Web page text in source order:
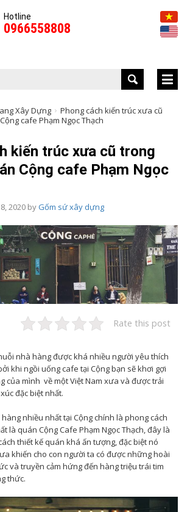
Hotline
0966558808
Xây Dựng
Phong cách kiến trúc xưa cũ
cafe Phạm Ngọc Thạch
kiến trúc xưa cũ trong
Cộng cafe Phạm Ngọc
2020 byGốm sứ xây dựng
Rate this post
nhà hàng được khá nhiều người yêu thích
khi ngồi uống cafe tại Cộng bạn sẽ khơi gợi
của mình về một Việt Nam xưa và được trải
đặc biệt nhất.
nhiều nhất tại Cộng chính là phong cách
là quán Cộng Cafe Phạm Ngọc Thạch, đây là
thiết kế quán khá ấn tượng, đặc biệt nó
khiến cho con người ta có được những hoài
và truyền cảm hứng đến hàng triệu trái tim
thức.